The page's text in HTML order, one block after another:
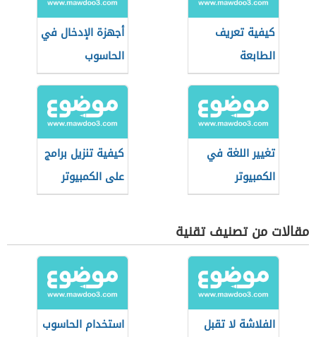
كيفية تعريف
الطابعة
أجهزة الإدخال في
الحاسوب
تغيير اللغة في
الكمبيوتر
كيفية تنزيل برامج
على الكمبيوتر
مقالات من تصنيف تقنية
الفلاشة لا تقبل
استخدام الحاسوب